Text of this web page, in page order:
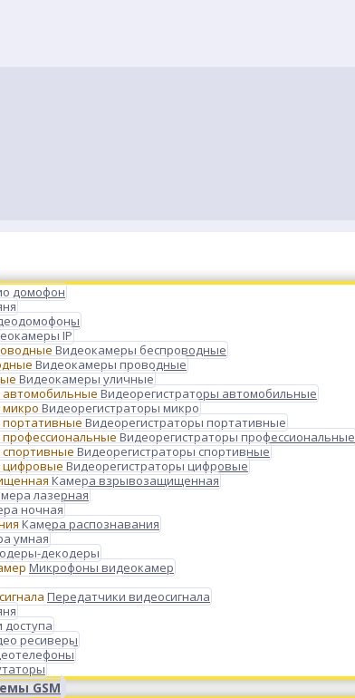
домофон
IP
Видеокамеры беспроводные
Видеокамеры проводные
Видеокамеры уличные
Видеорегистраторы автомобильные
Видеорегистраторы микро
Видеорегистраторы портативные
Видеорегистраторы профессиональные
Видеорегистраторы спортивные
Видеорегистраторы цифровые
Камера взрывозащищенная
лазерная
ночная
Камера распознавания
умная
декодеры
Микрофоны видеокамер
Передатчики видеосигнала
доступа
ресиверы
GSM